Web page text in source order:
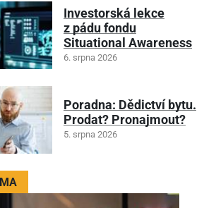
Investorská lekce
z pádu fondu
Situational Awareness
6. srpna 2026
Poradna: Dědictví bytu.
Prodat? Pronajmout?
5. srpna 2026